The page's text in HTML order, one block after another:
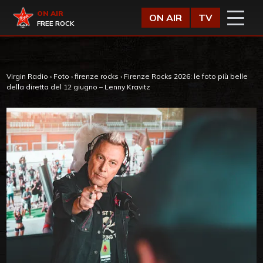
Virgin Radio
ON AIR
FREE ROCK
ON AIR TV
Virgin Radio › Foto › firenze rocks › Firenze Rocks 2026: le foto più belle
della diretta del 12 giugno – Lenny Kravitz